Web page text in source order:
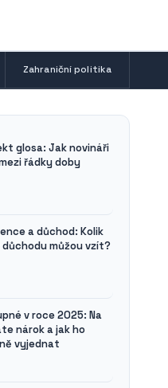
Zahraniční politika
glosa: Jak novináři
řádky doby
a důchod: Kolik
důchodu můžou vzít?
v roce 2025: Na
nárok a jak ho
vyjednat